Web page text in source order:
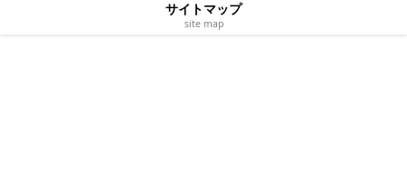
サイトマップ
site map